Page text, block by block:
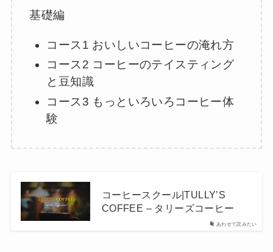
基礎編
コース1 おいしいコーヒーの淹れ方
コース2 コーヒーのテイスティング
と豆知識
コース3 もっといろいろコーヒー体
験
あわせて読みたい
コーヒースクール|TULLY’S
COFFEE – タリーズコーヒー